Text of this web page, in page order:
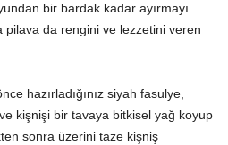
bir bardak kadar ayırmayı
pilava da rengini ve lezzetini veren
hazırladığınız siyah fasulye,
ve kişnişi bir tavaya bitkisel yağ koyup
sonra üzerini taze kişniş